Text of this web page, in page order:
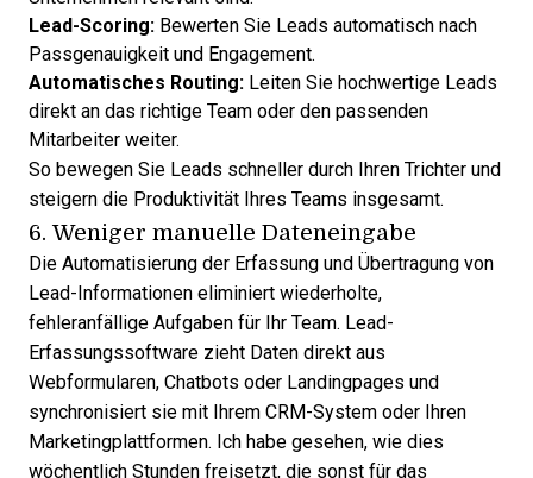
Lead-Scoring: Bewerten Sie Leads automatisch nach
Passgenauigkeit und Engagement.
Automatisches Routing: Leiten Sie hochwertige Leads
direkt an das richtige Team oder den passenden
Mitarbeiter weiter.
So bewegen Sie Leads schneller durch Ihren Trichter und
steigern die Produktivität Ihres Teams insgesamt.
6. Weniger manuelle Dateneingabe
Die Automatisierung der Erfassung und Übertragung von
Lead-Informationen eliminiert wiederholte,
fehleranfällige Aufgaben für Ihr Team. Lead-
Erfassungssoftware zieht Daten direkt aus
Webformularen, Chatbots oder Landingpages und
synchronisiert sie mit Ihrem CRM-System oder Ihren
Marketingplattformen. Ich habe gesehen, wie dies
wöchentlich Stunden freisetzt, die sonst für das